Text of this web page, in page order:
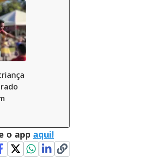
o app aqui!